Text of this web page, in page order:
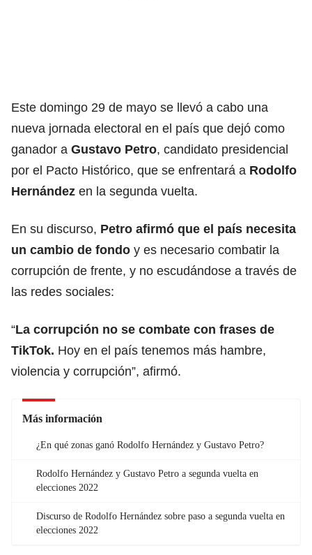
Este domingo 29 de mayo se llevó a cabo una
nueva jornada electoral en el país que dejó como
ganador a Gustavo Petro, candidato presidencial
por el Pacto Histórico, que se enfrentará a Rodolfo
Hernández en la segunda vuelta.
En su discurso, Petro afirmó que el país necesita
un cambio de fondo y es necesario combatir la
corrupción de frente, y no escudándose a través de
las redes sociales:
“La corrupción no se combate con frases de
TikTok. Hoy en el país tenemos más hambre,
violencia y corrupción”, afirmó.
Más información
¿En qué zonas ganó Rodolfo Hernández y Gustavo Petro?
Rodolfo Hernández y Gustavo Petro a segunda vuelta en
elecciones 2022
Discurso de Rodolfo Hernández sobre paso a segunda vuelta en
elecciones 2022